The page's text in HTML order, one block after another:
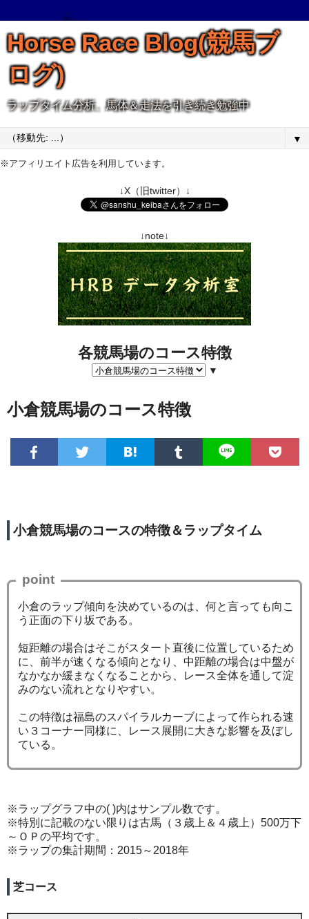
Horse Race Blog(競馬ブ
ログ)
ラップタイム分析、馬体＆走法を引き続き勉強中
▼
※アフィリエイト広告を利用しています。
↓X（旧twitter）↓
↓note↓
各競馬場のコース特徴
▼
小倉競馬場のコース特徴
小倉競馬場のコースの特徴＆ラップタイム
point
小倉のラップ傾向を決めているのは、何と言っても向こ
う正面の下り坂である。
短距離の場合はそこがスタート直後に位置しているため
に、前半が速くなる傾向となり、中距離の場合は中盤が
なかなか緩まなくなることから、レース全体を通して淀
みのない流れとなりやすい。
この特徴は福島のスパイラルカーブによって作られる速
い３コーナー同様に、レース展開に大きな影響を及ぼし
ている。
※ラップグラフ中の( )内はサンプル数です。
※特別に記載のない限りは古馬（３歳上＆４歳上）500万下
～ＯＰの平均です。
※ラップの集計期間：2015～2018年
芝コース